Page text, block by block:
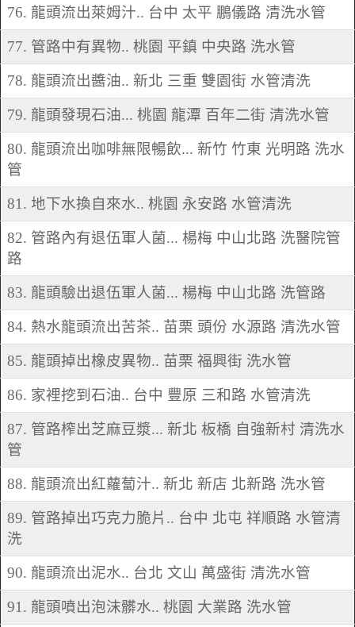
76. 龍頭流出萊姆汁.. 台中 太平 鵬儀路 清洗水管
77. 管路中有異物.. 桃園 平鎮 中央路 洗水管
78. 龍頭流出醬油.. 新北 三重 雙園街 水管清洗
79. 龍頭發現石油... 桃園 龍潭 百年二街 清洗水管
80. 龍頭流出咖啡無限暢飲... 新竹 竹東 光明路 洗水
管
81. 地下水換自來水.. 桃園 永安路 水管清洗
82. 管路內有退伍軍人菌... 楊梅 中山北路 洗醫院管
路
83. 龍頭驗出退伍軍人菌... 楊梅 中山北路 洗管路
84. 熱水龍頭流出苦茶.. 苗栗 頭份 水源路 清洗水管
85. 龍頭掉出橡皮異物.. 苗栗 福興街 洗水管
86. 家裡挖到石油.. 台中 豐原 三和路 水管清洗
87. 管路榨出芝麻豆漿... 新北 板橋 自強新村 清洗水
管
88. 龍頭流出紅蘿蔔汁.. 新北 新店 北新路 洗水管
89. 管路掉出巧克力脆片.. 台中 北屯 祥順路 水管清
洗
90. 龍頭流出泥水.. 台北 文山 萬盛街 清洗水管
91. 龍頭噴出泡沫髒水.. 桃園 大業路 洗水管